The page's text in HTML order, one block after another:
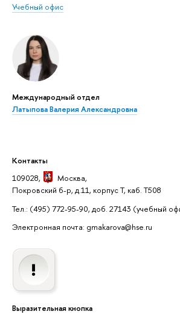
Учебный офис
Международный отдел
Латыпова Валерия Александровна
Контакты
109028,
Москва,
Покровский б-р, д.11, корпус Т, каб. Т508
Тел.: (495) 772-95-90, доб. 27143 (учебный
Электронная почта: gmakarova@hse.ru
Выразительная кнопка